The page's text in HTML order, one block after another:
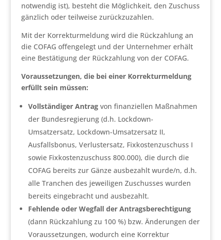
notwendig ist), besteht die Möglichkeit, den Zuschuss
gänzlich oder teilweise zurückzuzahlen.
Mit der Korrekturmeldung wird die Rückzahlung an
die COFAG offengelegt und der Unternehmer erhält
eine Bestätigung der Rückzahlung von der COFAG.
Voraussetzungen, die bei einer Korrekturmeldung
erfüllt sein müssen:
Vollständiger Antragvon finanziellen Maßnahmen
der Bundesregierung (d.h. Lockdown-
Umsatzersatz, Lockdown-Umsatzersatz II,
Ausfallsbonus, Verlustersatz, Fixkostenzuschuss I
sowie Fixkostenzuschuss 800.000), die durch die
COFAG bereits zur Gänze ausbezahlt wurde/n, d.h.
alle Tranchen des jeweiligen Zuschusses wurden
bereits eingebracht und ausbezahlt.
Fehlende oder Wegfall der Antragsberechtigung
(dann Rückzahlung zu 100 %) bzw. Änderungen der
Voraussetzungen, wodurch eine Korrektur